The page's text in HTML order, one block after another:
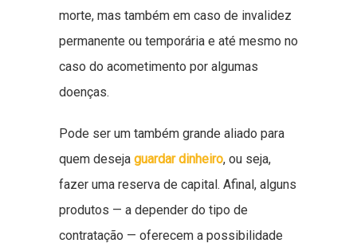
morte, mas também em caso de invalidez
permanente ou temporária e até mesmo no
caso do acometimento por algumas
doenças.
Pode ser um também grande aliado para
quem deseja guardar dinheiro, ou seja,
fazer uma reserva de capital. Afinal, alguns
produtos — a depender do tipo de
contratação — oferecem a possibilidade